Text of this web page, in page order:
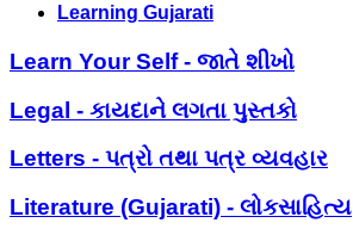
Learning Gujarati
Learn Your Self - જાતે શીખો
Legal - કાયદાને લગતા પુસ્તકો
Letters - પત્રો તથા પત્ર વ્યવહાર
Literature (Gujarati) - લોકસાહિત્ય